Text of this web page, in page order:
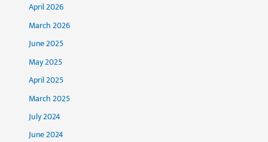
April 2026
March 2026
June 2025
May 2025
April 2025
March 2025
July 2024
June 2024